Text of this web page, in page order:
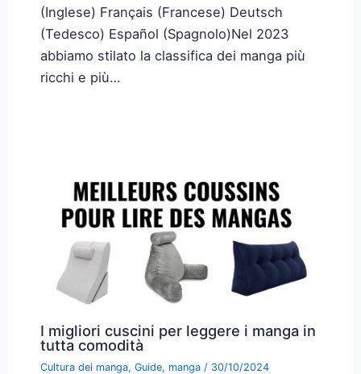
(Inglese) Français (Francese) Deutsch
(Tedesco) Español (Spagnolo)Nel 2023
abbiamo stilato la classifica dei manga più
ricchi e più…
I migliori cuscini per leggere i manga in
tutta comodità
Cultura dei manga, Guide, manga/ 30/10/2024